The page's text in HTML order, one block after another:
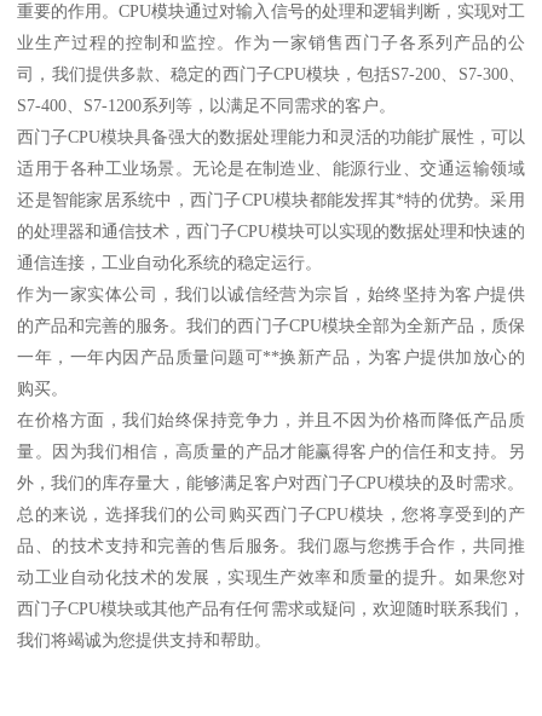
重要的作用。CPU模块通过对输入信号的处理和逻辑判断，实现对工
业生产过程的控制和监控。作为一家销售西门子各系列产品的公
司，我们提供多款、稳定的西门子CPU模块，包括S7-200、S7-300、
S7-400、S7-1200系列等，以满足不同需求的客户。
西门子CPU模块具备强大的数据处理能力和灵活的功能扩展性，可以
适用于各种工业场景。无论是在制造业、能源行业、交通运输领域
还是智能家居系统中，西门子CPU模块都能发挥其*特的优势。采用
的处理器和通信技术，西门子CPU模块可以实现的数据处理和快速的
通信连接，工业自动化系统的稳定运行。
作为一家实体公司，我们以诚信经营为宗旨，始终坚持为客户提供
的产品和完善的服务。我们的西门子CPU模块全部为全新产品，质保
一年，一年内因产品质量问题可**换新产品，为客户提供加放心的
购买。
在价格方面，我们始终保持竞争力，并且不因为价格而降低产品质
量。因为我们相信，高质量的产品才能赢得客户的信任和支持。另
外，我们的库存量大，能够满足客户对西门子CPU模块的及时需求。
总的来说，选择我们的公司购买西门子CPU模块，您将享受到的产
品、的技术支持和完善的售后服务。我们愿与您携手合作，共同推
动工业自动化技术的发展，实现生产效率和质量的提升。如果您对
西门子CPU模块或其他产品有任何需求或疑问，欢迎随时联系我们，
我们将竭诚为您提供支持和帮助。